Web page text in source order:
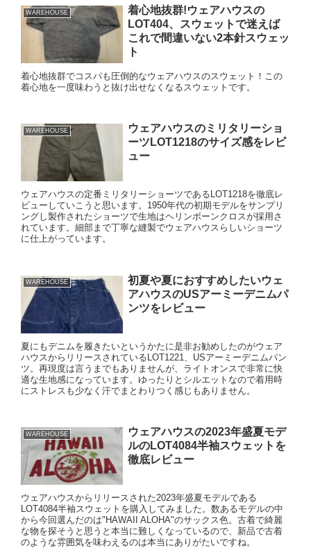
WAREHOUSE
着心地抜群!ウェアハウスの
LOT404、スウェットで迷えば
これで間違いない2本針スウェッ
ト
着心地抜群でコスパも圧倒的なウェアハウスのスウェット！この
着心地を一度味わうと抜け出せなくなるスウェットです。
WAREHOUSE
ウェアハウスのミリタリーショ
ーツLOT1218のサイズ感をレビ
ュー
ウェアハウスの定番ミリタリーショーツであるLOT1218を徹底レ
ビューしていこうと思います。1950年代の初期モデルをサンプリ
ングし製作されたショーツで生地はヘリンボーンクロスが採用さ
れています。細部まで丁寧な縫製でウェアハウスらしいショーツ
に仕上がっています。
WAREHOUSE
初夏や夏におすすめしたいウェ
アハウスのUSアーミーデニムパ
ンツをレビュー
夏にもデニムを履きたいというかたに是非お勧めしたのがウェア
ハウスからリリースされているLOT1221、USアーミーデニムパン
ツ。再現度は言うまでもありませんが、ライトオンスで非常に快
適な生地感になっています。ゆったりとシルエットなので着用時
にストレスも少なく汗でまとわりつく感じもありません。
WAREHOUSE
ウェアハウスの2023年盛夏モデ
ルのLOT4084半袖スウェットを
徹底レビュー
ウェアハウスからリリースされた2023年盛夏モデルである
LOT4084半袖スウェットを購入してみました。数あるモデルの中
から今回選んだのは"HAWAII ALOHA"のサックス色。古着で綺麗
な物を探そうと思うと本当に難しくなっているので、新品で古着
のような雰囲気を味わえるのは本当にありがたいですね。